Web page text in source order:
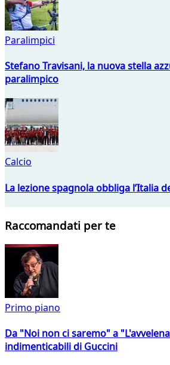
Paralimpici
Stefano Travisani, la nuova stella
paralimpico
Calcio
La lezione spagnola obbliga l’Italia
Raccomandati per te
Primo piano
Da "Noi non ci saremo" a
indimenticabili di Guccini